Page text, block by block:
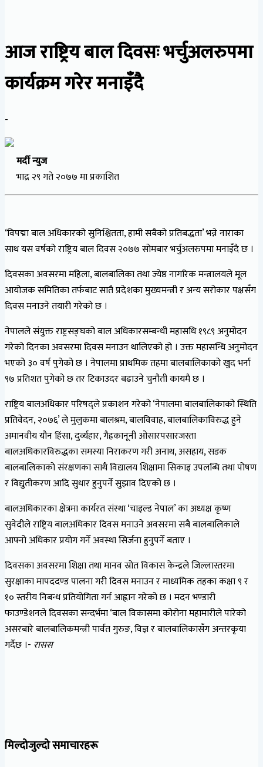
आज राष्ट्रिय बाल दिवसः भर्चुअलरुपमा
कार्यक्रम गरेर मनाइँदै
-
मर्दी न्युज
भाद्र २९ गते २०७७ मा प्रकाशित
‘विपद्मा बाल अधिकारको सुनिश्चितता, हामी सबैको प्रतिबद्धता’ भन्ने नाराका
साथ यस वर्षको राष्ट्रिय बाल दिवस २०७७ सोमबार भर्चुअलरुपमा मनाइँदै छ ।
दिवसका अवसरमा महिला, बालबालिका तथा ज्येष्ठ नागरिक मन्त्रालयले मूल
आयोजक समितिका तर्फबाट सातै प्रदेशका मुख्यमन्त्री र अन्य सरोकार पक्षसँग
दिवस मनाउने तयारी गरेको छ ।
नेपालले संयुक्त राष्ट्रसङ्घको बाल अधिकारसम्बन्धी महासधि १९८९ अनुमोदन
गरेको दिनका अवसरमा दिवस मनाउन थालिएको हो । उक्त महासन्धि अनुमोदन
भएको ३० वर्ष पुगेको छ । नेपालमा प्राथमिक तहमा बालबालिकाको खुद भर्ना
९७ प्रतिशत पुगेको छ तर टिकाउदर बढाउने चुनौती कायमै छ ।
राष्ट्रिय बालअधिकार परिषद्ले प्रकाशन गरेको ‘नेपालमा बालबालिकाको स्थिति
प्रतिवेदन, २०७६’ ले मुलुकमा बालश्रम, बालविवाह, बालबालिकाविरुद्ध हुने
अमानवीय यौन हिंसा, दुर्व्यहार, गैह्रकानूनी ओसारपसारजस्ता
बालअधिकारविरुद्धका समस्या निराकरण गरी अनाथ, असहाय, सडक
बालबालिकाको संरक्षणका साथै विद्यालय शिक्षामा सिकाइ उपलब्धि तथा पोषण
र विद्युतीकरण आदि सुधार हुनुपर्ने सुझाव दिएको छ ।
बालअधिकारका क्षेत्रमा कार्यरत संस्था ‘चाइल्ड नेपाल’ का अध्यक्ष कृष्ण
सुवेदीले राष्ट्रिय बालअधिकार दिवस मनाउने अवसरमा सबै बालबालिकाले
आफ्नो अधिकार प्रयोग गर्ने अवस्था सिर्जना हुनुपर्ने बताए ।
दिवसका अवसरमा शिक्षा तथा मानव स्रोत विकास केन्द्रले जिल्लास्तरमा
सुरक्षाका मापददण्ड पालना गरी दिवस मनाउन र माध्यमिक तहका कक्षा ९ र
१० स्तरीय निबन्ध प्रतियोगिता गर्न आह्वान गरेको छ । मदन भण्डारी
फाउण्डेशनले दिवसका सन्दर्भमा ‘बाल विकासमा कोरोना महामारीले पारेको
असरबारे बालबालिकमन्त्री पार्वत गुरुङ, विज्ञ र बालबालिकासँग अन्तरकृया
गर्दैछ ।- रासस
मिल्दोजुल्दो समाचारहरू